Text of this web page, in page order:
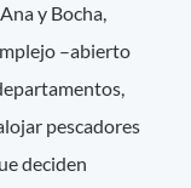
y Bocha,
–abierto
pescadores
deciden